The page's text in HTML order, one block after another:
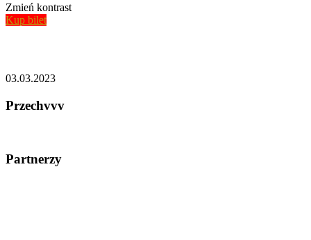
Zmień kontrast
Kup bilet
03.03.2023
Przechvvv
Partnerzy